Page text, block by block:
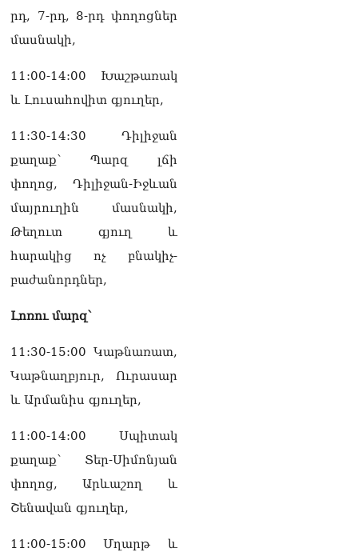
րդ, 7-րդ, 8-րդ փողոցներ
մասնակի,
11:00-14:00 Խաշթառակ
և Լուսահովիտ գյուղեր,
11:30-14:30 Դիլիջան
քաղաք՝ Պարզ լճի
փողոց, Դիլիջան-Իջևան
մայրուղին մասնակի,
Թեղուտ գյուղ և
հարակից ոչ բնակիչ-
բաժանորդներ,
Լոռու մարզ՝
11:30-15:00 Կաթնառատ,
Կաթնաղբյուր, Ուրասար
և Արմանիս գյուղեր,
11:00-14:00 Սպիտակ
քաղաք՝ Տեր-Սիմոնյան
փողոց, Արևաշող և
Շենավան գյուղեր,
11:00-15:00 Մղարթ և